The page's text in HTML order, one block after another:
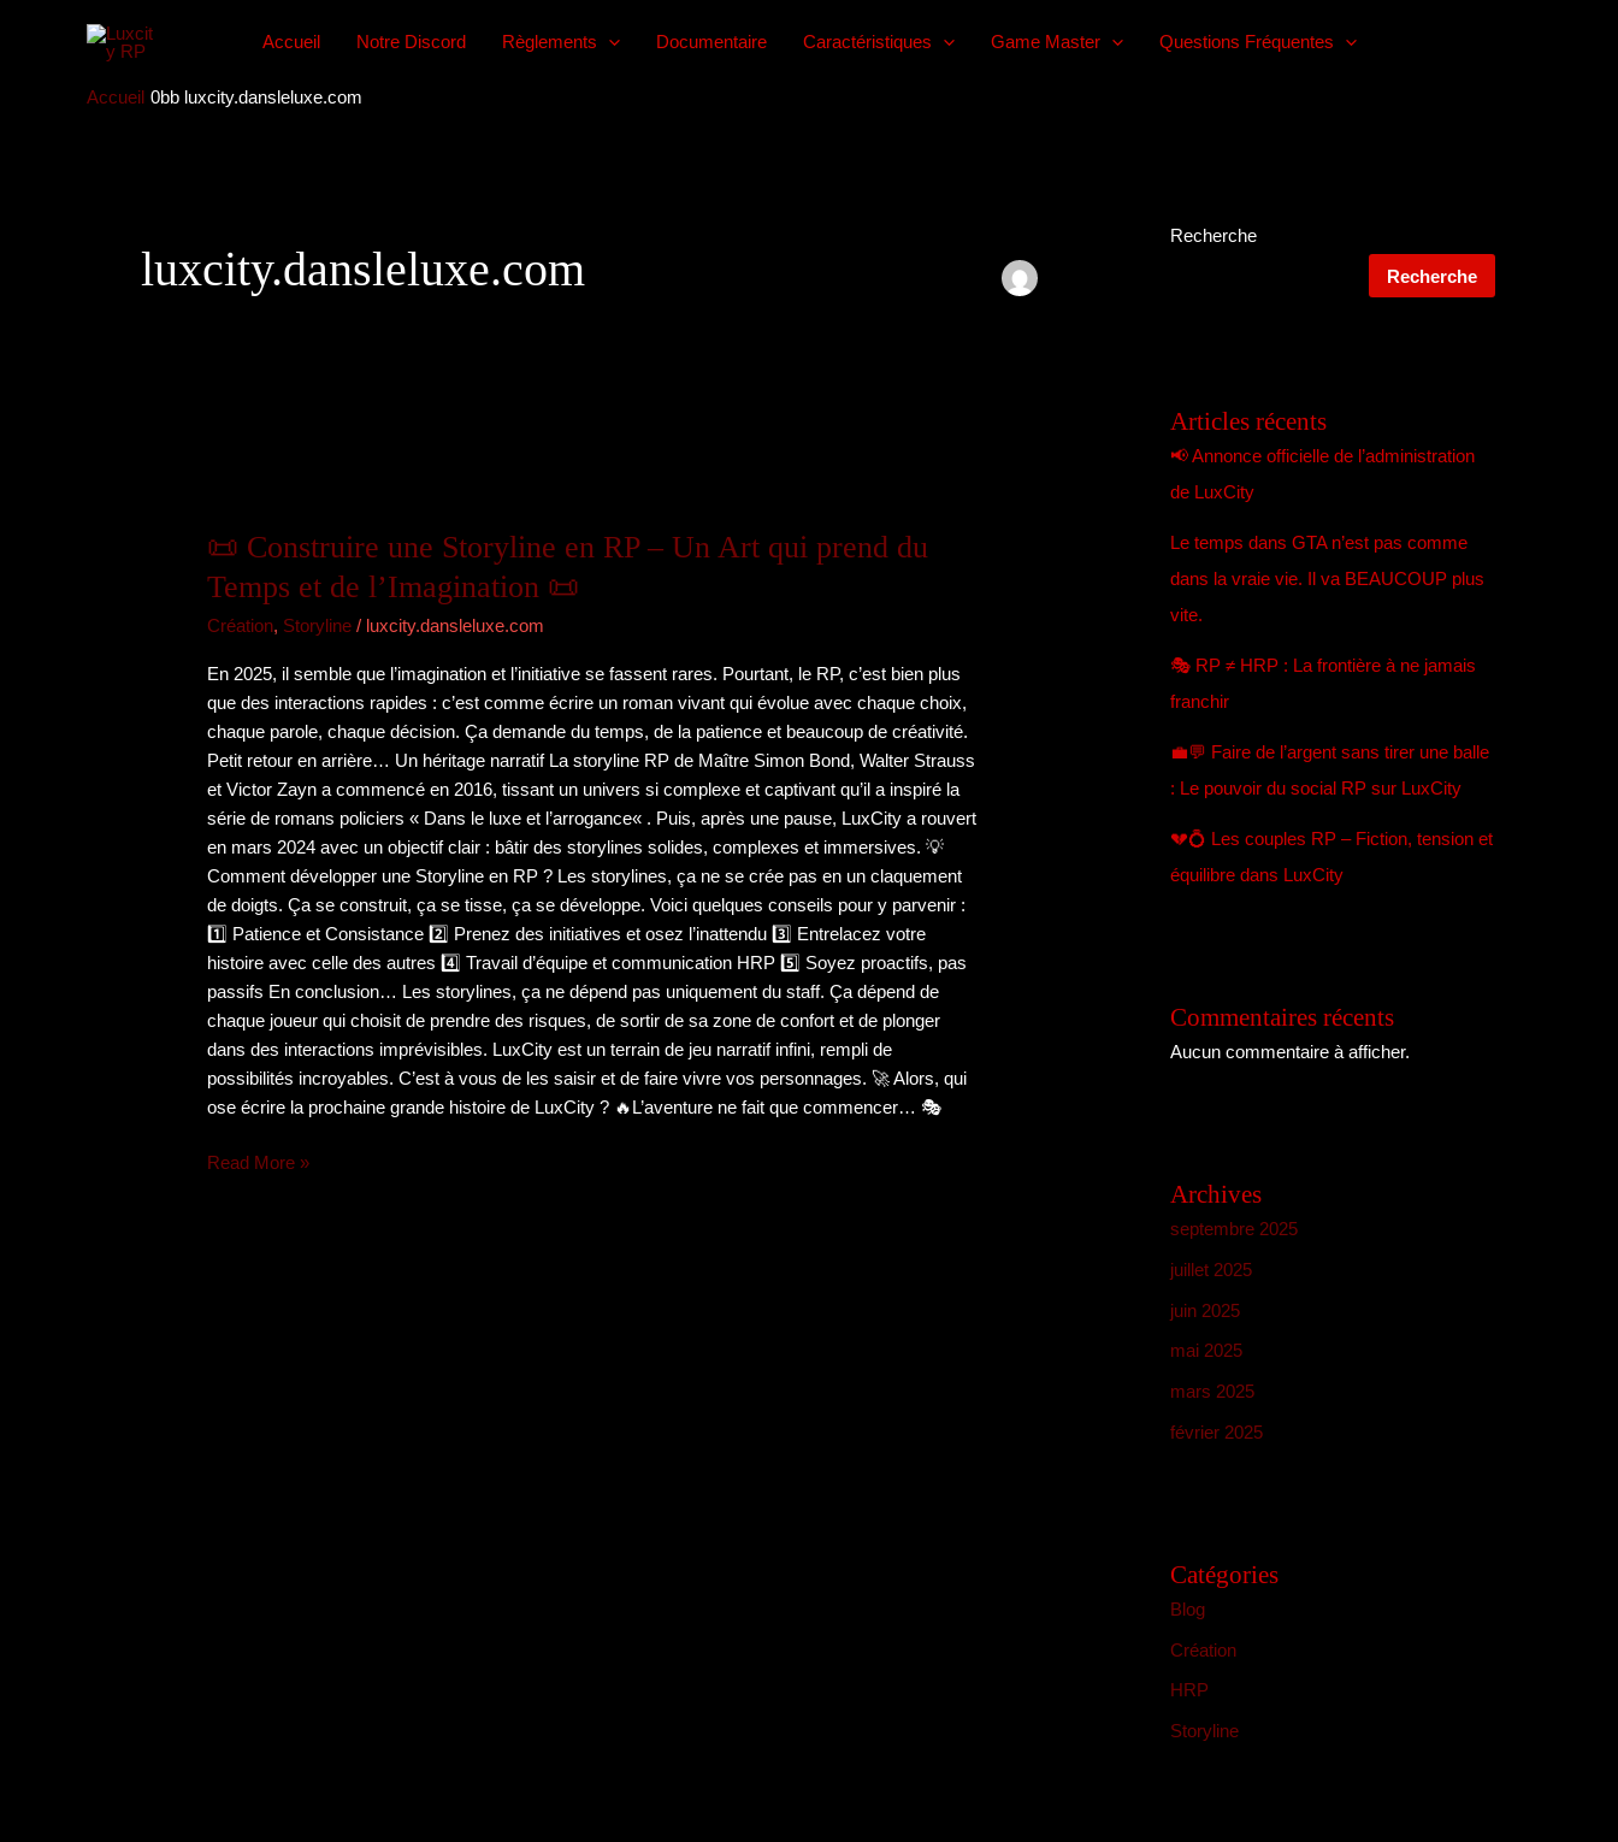
Accueil Notre Discord Règlements Documentaire Caractéristiques Game Master Questions Fréquentes
Accueil luxcity.dansleluxe.com
luxcity.dansleluxe.com
📜 Construire une Storyline en RP – Un Art qui prend du
Temps et de l’Imagination 📜
Création, Storyline / luxcity.dansleluxe.com
En 2025, il semble que l’imagination et l’initiative se fassent rares. Pourtant, le RP, c’est bien plus
que des interactions rapides : c’est comme écrire un roman vivant qui évolue avec chaque choix,
chaque parole, chaque décision. Ça demande du temps, de la patience et beaucoup de créativité.
Petit retour en arrière… Un héritage narratif La storyline RP de Maître Simon Bond, Walter Strauss
et Victor Zayn a commencé en 2016, tissant un univers si complexe et captivant qu’il a inspiré la
série de romans policiers « Dans le luxe et l’arrogance« . Puis, après une pause, LuxCity a rouvert
en mars 2024 avec un objectif clair : bâtir des storylines solides, complexes et immersives. 💡
Comment développer une Storyline en RP ? Les storylines, ça ne se crée pas en un claquement
de doigts. Ça se construit, ça se tisse, ça se développe. Voici quelques conseils pour y parvenir :
1️⃣ Patience et Consistance 2️⃣ Prenez des initiatives et osez l’inattendu 3️⃣ Entrelacez votre
histoire avec celle des autres 4️⃣ Travail d’équipe et communication HRP 5️⃣ Soyez proactifs, pas
passifs En conclusion… Les storylines, ça ne dépend pas uniquement du staff. Ça dépend de
chaque joueur qui choisit de prendre des risques, de sortir de sa zone de confort et de plonger
dans des interactions imprévisibles. LuxCity est un terrain de jeu narratif infini, rempli de
possibilités incroyables. C’est à vous de les saisir et de faire vivre vos personnages. 🚀 Alors, qui
ose écrire la prochaine grande histoire de LuxCity ? 🔥L’aventure ne fait que commencer… 🎭
une
en
RP
Un
Art
qui
prend
du
Temps
et
de
l’Imagination
📜
Read More »
Recherche
Recherche
Articles récents
📢 Annonce officielle de l’administration
de LuxCity
Le temps dans GTA n’est pas comme
dans la vraie vie. Il va BEAUCOUP plus
vite.
🎭 RP ≠ HRP : La frontière à ne jamais
franchir
💼💬 Faire de l’argent sans tirer une balle
: Le pouvoir du social RP sur LuxCity
💔💍 Les couples RP – Fiction, tension et
équilibre dans LuxCity
Commentaires récents
Aucun commentaire à afficher.
Archives
septembre 2025
juillet 2025
juin 2025
mai 2025
mars 2025
février 2025
Catégories
Blog
Création
HRP
Storyline